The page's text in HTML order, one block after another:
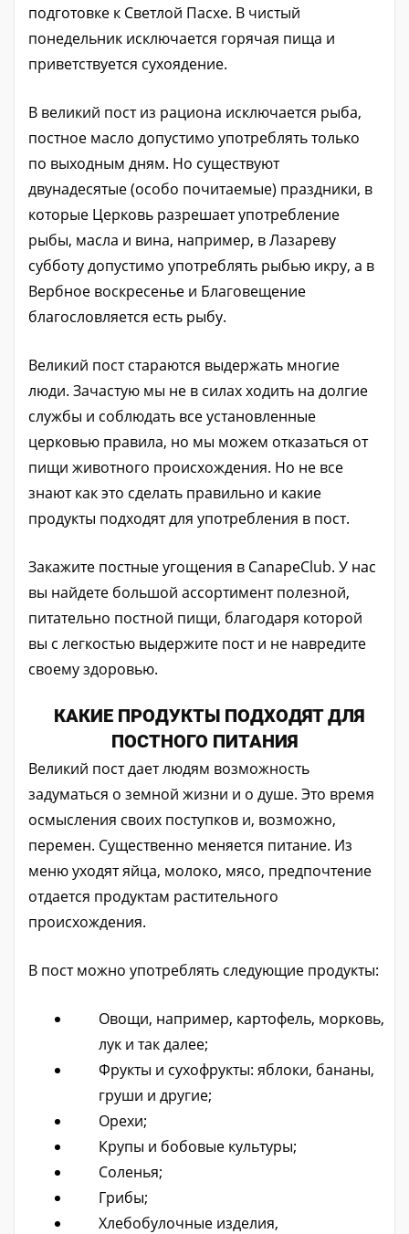
подготовке к Светлой Пасхе. В чистый
понедельник исключается горячая пища и
приветствуется сухоядение.
В великий пост из рациона исключается рыба,
постное масло допустимо употреблять только
по выходным дням. Но существуют
двунадесятые (особо почитаемые) праздники, в
которые Церковь разрешает употребление
рыбы, масла и вина, например, в Лазареву
субботу допустимо употреблять рыбью икру, а в
Вербное воскресенье и Благовещение
благословляется есть рыбу.
Великий пост стараются выдержать многие
люди. Зачастую мы не в силах ходить на долгие
службы и соблюдать все установленные
церковью правила, но мы можем отказаться от
пищи животного происхождения. Но не все
знают как это сделать правильно и какие
продукты подходят для употребления в пост.
Закажите постные угощения в CanapeClub. У нас
вы найдете большой ассортимент полезной,
питательно постной пищи, благодаря которой
вы с легкостью выдержите пост и не навредите
своему здоровью.
КАКИЕ ПРОДУКТЫ ПОДХОДЯТ ДЛЯ
ПОСТНОГО ПИТАНИЯ
Великий пост дает людям возможность
задуматься о земной жизни и о душе. Это время
осмысления своих поступков и, возможно,
перемен. Существенно меняется питание. Из
меню уходят яйца, молоко, мясо, предпочтение
отдается продуктам растительного
происхождения.
В пост можно употреблять следующие продукты:
Овощи, например, картофель, морковь,
лук и так далее;
Фрукты и сухофрукты: яблоки, бананы,
груши и другие;
Орехи;
Крупы и бобовые культуры;
Соленья;
Грибы;
Хлебобулочные изделия,